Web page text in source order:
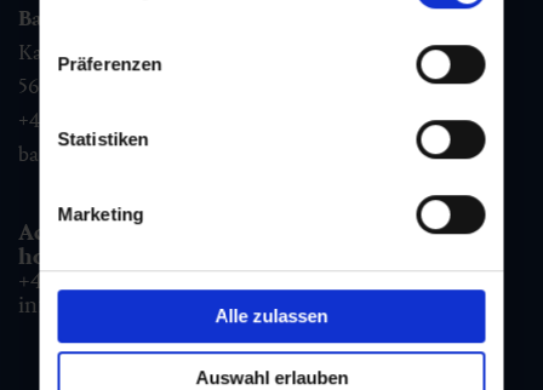
Präferenzen
Statistiken
Marketing
Alle zulassen
Auswahl erlauben
Bad Gastein
Kaiser Franz Josefstr. 27,
5640
+43 6432 3393 560
badgastein@gastein.com
Accommodation information & Booking
hotline:
+43 6432 3393 990
info@gastein.com